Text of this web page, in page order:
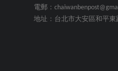
電郵：
地址：台北市大安區和平東